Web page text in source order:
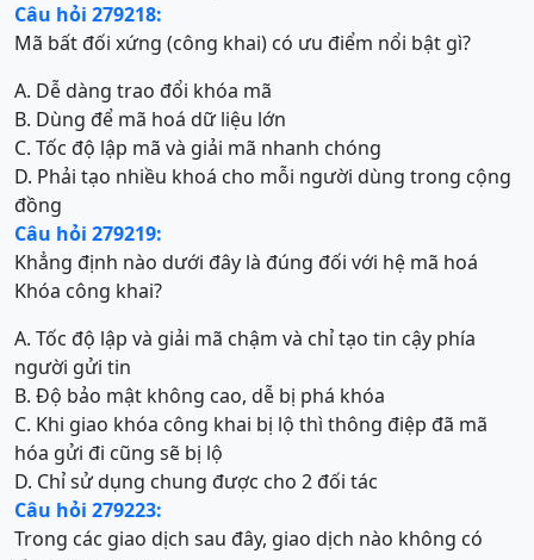
Câu hỏi 279218:
Mã bất đối xứng (công khai) có ưu điểm nổi bật gì?
A. Dễ dàng trao đổi khóa mã
B. Dùng để mã hoá dữ liệu lớn
C. Tốc độ lập mã và giải mã nhanh chóng
D. Phải tạo nhiều khoá cho mỗi người dùng trong cộng
đồng
Câu hỏi 279219:
Khẳng định nào dưới đây là đúng đối với hệ mã hoá
Khóa công khai?
A. Tốc độ lập và giải mã chậm và chỉ tạo tin cậy phía
người gửi tin
B. Độ bảo mật không cao, dễ bị phá khóa
C. Khi giao khóa công khai bị lộ thì thông điệp đã mã
hóa gửi đi cũng sẽ bị lộ
D. Chỉ sử dụng chung được cho 2 đối tác
Câu hỏi 279223:
Trong các giao dịch sau đây, giao dịch nào không có